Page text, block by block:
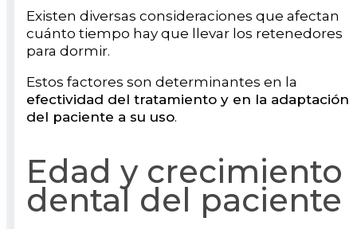
Existen diversas consideraciones que afectan
cuánto tiempo hay que llevar los retenedores
para dormir.
Estos factores son determinantes en la
efectividad del tratamiento y en la adaptación
del paciente a su uso.
Edad y crecimiento
dental del paciente